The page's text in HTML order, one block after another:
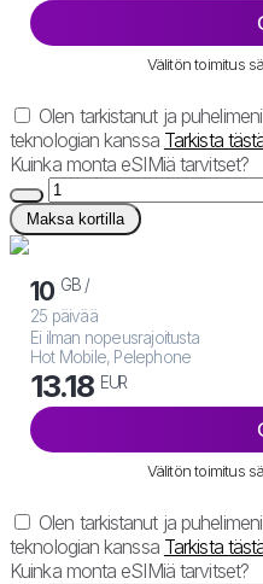
Välitön toimitus
Olen tarkistanut ja
teknologian kanssa Tarkista
Kuinka monta eSIMiä tarvitset?
Maksa kortilla
10 GB /
25 päivää
Ei ilman nopeusrajoitusta
Hot Mobile, Pelephone
13.18 EUR
Välitön toimitus
Olen tarkistanut ja
teknologian kanssa Tarkista
Kuinka monta eSIMiä tarvitset?